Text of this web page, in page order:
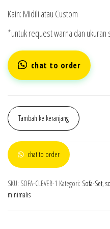
Kain: Midili atau Custom
*untuk request warna dan ukuran
chat to order
Tambah ke keranjang
chat to order
SKU: SOFA-CLEVER-1 Kategori: Sofa-Set,
minimalis